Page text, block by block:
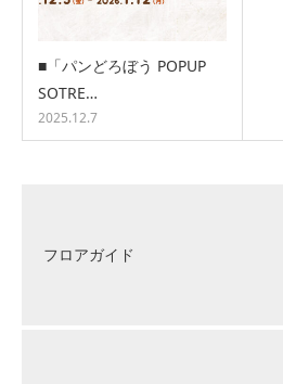
■「パンどろぼう POPUP
SOTRE…
2025.12.7
フロアガイド